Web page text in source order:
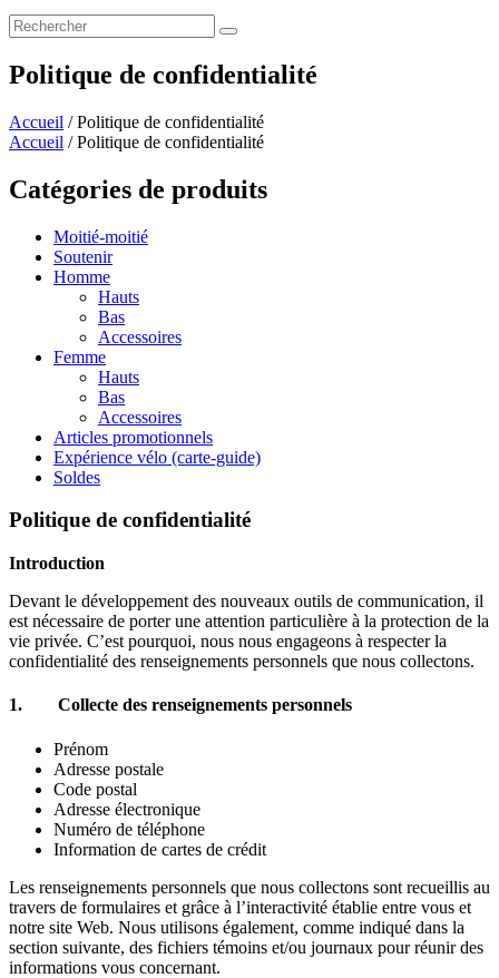
Politique de confidentialité
Accueil / Politique de confidentialité
Accueil / Politique de confidentialité
Catégories de produits
Moitié-moitié
Soutenir
Homme
Hauts
Bas
Accessoires
Femme
Hauts
Bas
Accessoires
Articles promotionnels
Expérience vélo (carte-guide)
Soldes
Politique de confidentialité
Introduction
Devant le développement des nouveaux outils de communication, il
est nécessaire de porter une attention particulière à la protection de la
vie privée. C’est pourquoi, nous nous engageons à respecter la
confidentialité des renseignements personnels que nous collectons.
1. Collecte des renseignements personnels
Prénom
Adresse postale
Code postal
Adresse électronique
Numéro de téléphone
Information de cartes de crédit
Les renseignements personnels que nous collectons sont recueillis au
travers de formulaires et grâce à l’interactivité établie entre vous et
notre site Web. Nous utilisons également, comme indiqué dans la
section suivante, des fichiers témoins et/ou journaux pour réunir des
informations vous concernant.